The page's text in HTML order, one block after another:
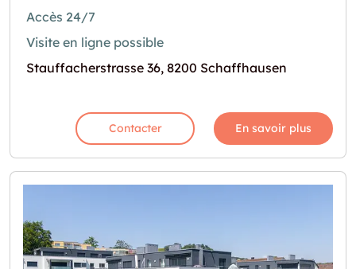
Accès 24/7
Visite en ligne possible
Stauffacherstrasse 36, 8200 Schaffhausen
Contacter En savoir plus